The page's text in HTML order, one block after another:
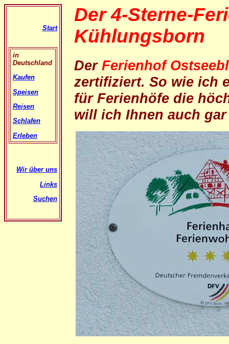
Start
in
Deutschland
Kaufen
Speisen
Reisen
Schlafen
Erleben
Wir über uns
Links
Suchen
Der 4-Sterne-
Kühlungsborn
Der Ferienhof
zertifiziert. So wie ich
für Ferienhöfe die
will ich Ihnen auch